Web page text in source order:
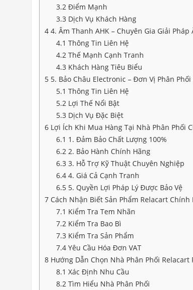
3.2 Điểm Mạnh
3.3Dịch Vụ Khách Hàng
4 4. Âm Thanh AHK – Chuyên Gia Giải Pháp
4.1 Thông Tin Liên Hệ
4.2 Thế Mạnh Cạnh Tranh
4.3Khách Hàng Tiêu Biểu
5 5. Bảo Châu Electronic – Đơn Vị Phân Phối
5.1 Thông Tin Liên Hệ
5.2 Lợi Thế Nổi Bật
5.3Dịch Vụ Đặc Biệt
6 Lợi Ích Khi Mua Hàng Tại Nhà Phân Phối
6.1 1. Đảm Bảo Chất Lượng 100%
6.2 2. Bảo Hành Chính Hãng
6.33. Hỗ Trợ Kỹ Thuật Chuyên Nghiệp
6.44. Giá Cả Cạnh Tranh
6.55. Quyền Lợi Pháp Lý Được Bảo Vệ
7 Cách Nhận Biết Sản Phẩm Relacart Chính
7.1 Kiểm Tra Tem Nhãn
7.2 Kiểm Tra Bao Bì
7.3Kiểm Tra Sản Phẩm
7.4Yêu Cầu Hóa Đơn VAT
8 Hướng Dẫn Chọn Nhà Phân Phối Relacart
8.1 Xác Định Nhu Cầu
8.2 Tìm Hiểu Nhà Phân Phối